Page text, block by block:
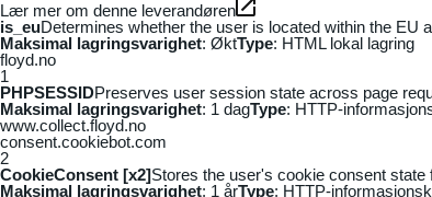
Lær mer om denne leverandøren
is_euDetermines whether the user is located within the EU
Maksimal lagringsvarighet: ØktType: HTML lokal lagring
floyd.no
1
PHPSESSIDPreserves user session state across page
Maksimal lagringsvarighet: 1 dagType: HTTP-
www.collect.floyd.no
consent.cookiebot.com
2
CookieConsent [x2]Stores the user's cookie consent state
Maksimal lagringsvarighet: 1 årType: HTTP-